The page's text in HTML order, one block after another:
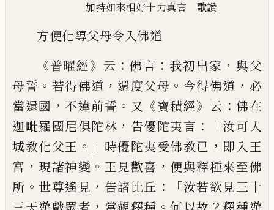
加持如來相好十力真言 歌讚
方便化導父母令入佛道
《普曜經》 云 ：佛言 ： 我初出家 ， 與父
母誓 。 若得佛道 ， 還度父母 。 今得佛道 ， 必
當還國 ，不違前誓 。 又 《寶積經》 云 ：佛在
迦毗羅國尼俱陀林 ， 告優陀夷言 ：「汝可入
城教化父王 。」 時優陀夷受佛教已 ， 即入王
宮 ， 現諸神變 。 王見歡喜 ， 便與釋種來至佛
所 。 世尊遙見 ， 告諸比丘 ：「汝若欲見三十